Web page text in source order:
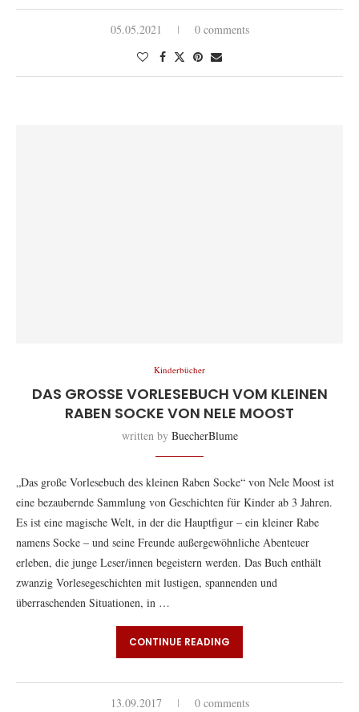
05.05.2021 0 comments
Kinderbücher
DAS GROSSE VORLESEBUCH VOM KLEINEN R
ABEN SOCKE VON NELE MOOST
written by BuecherBlume
„Das große Vorlesebuch des kleinen Raben Socke“ von Nele Moost ist
eine bezaubernde Sammlung von Geschichten für Kinder ab 3 Jahren.
Es ist eine magische Welt, in der die Hauptfigur – ein kleiner Rabe
namens Socke – und seine Freunde außergewöhnliche Abenteuer
erleben, die junge Leser/innen begeistern werden. Das Buch enthält
zwanzig Vorlesegeschichten mit lustigen, spannenden und
überraschenden Situationen, in …
CONTINUE READING
13.09.2017 0 comments